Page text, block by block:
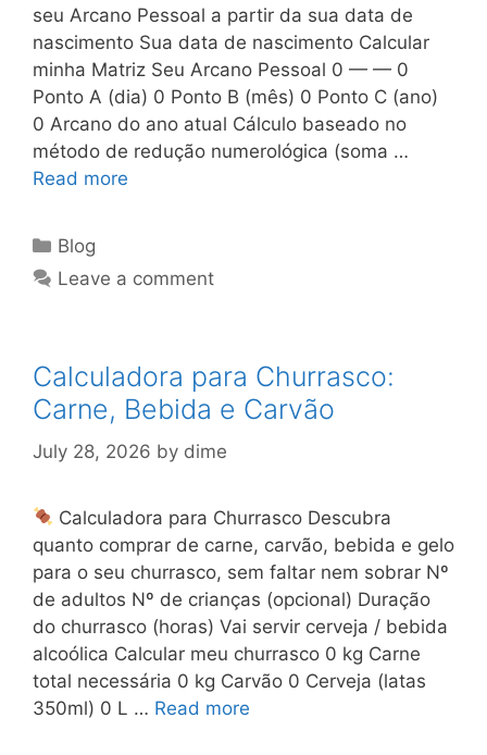
seu Arcano Pessoal a partir da sua data de
nascimento Sua data de nascimento Calcular
minha Matriz Seu Arcano Pessoal 0 — — 0
Ponto A (dia) 0 Ponto B (mês) 0 Ponto C (ano)
0 Arcano do ano atual Cálculo baseado no
método de redução numerológica (soma …
Read more
Categories
Blog
Leave a comment
Calculadora para Churrasco:
Carne, Bebida e Carvão
July 28, 2026 by dime
Calculadora para Churrasco Descubra
quanto comprar de carne, carvão, bebida e gelo
para o seu churrasco, sem faltar nem sobrar Nº
de adultos Nº de crianças (opcional) Duração
do churrasco (horas) Vai servir cerveja / bebida
alcoólica Calcular meu churrasco 0 kg Carne
total necessária 0 kg Carvão 0 Cerveja (latas
350ml) 0 L … Read more